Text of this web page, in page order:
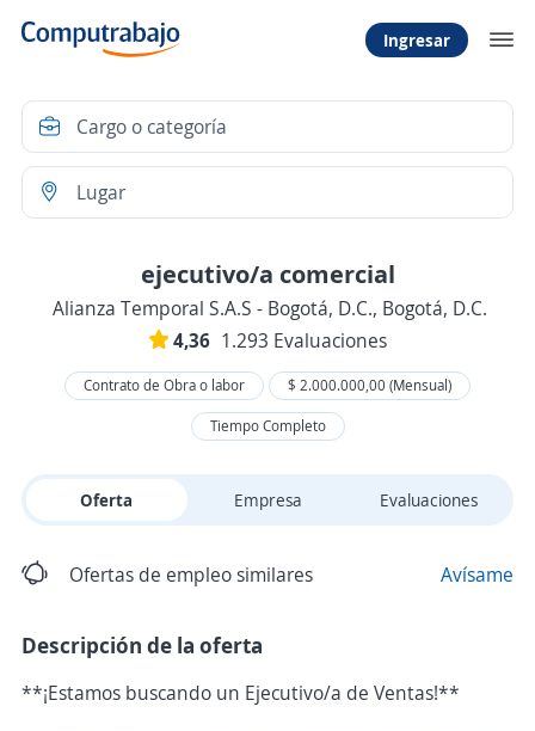
Ingresar
ejecutivo/a comercial
Alianza Temporal S.A.S - Bogotá, D.C., Bogotá, D.C.
4,36 1.293 Evaluaciones
Contrato de Obra o labor
$ 2.000.000,00 (Mensual)
Tiempo Completo
Oferta Empresa Evaluaciones
Ofertas de empleo similares Avísame
Descripción de la oferta
**¡Estamos buscando un Ejecutivo/a de Ventas!**